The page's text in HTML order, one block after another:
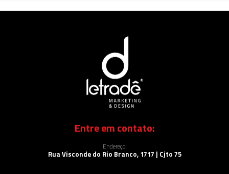
Entre em contato:
Endereço:
Rua Visconde do Rio Branco, 1717 | Cjto 75